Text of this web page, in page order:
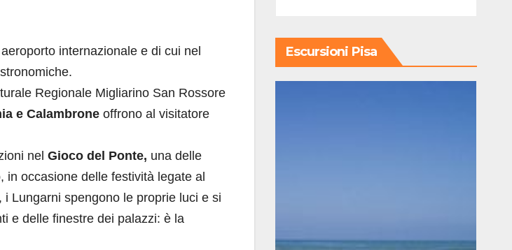
internazionale e di cui nel
Regionale Migliarino San Rossore
e Calambrone offrono al visitatore
nel Gioco del Ponte, una delle
occasione delle festività legate al
Lungarni spengono le proprie luci e si
e delle finestre dei palazzi: è la
Escursioni Pisa